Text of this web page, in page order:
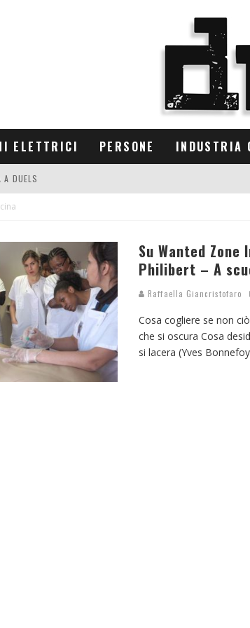
ELETTRICI PERSONE INDUSTRIA
A DUELS
Su Wanted
Philibert – A
Raffaella Giancristofaro
Cosa cogliere se non
che si oscura Cosa
si lacera (Yves